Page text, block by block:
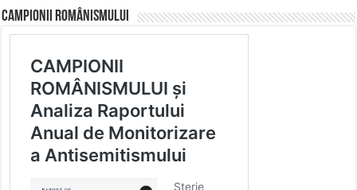
CAMPIONII ROMÂNISMULUI